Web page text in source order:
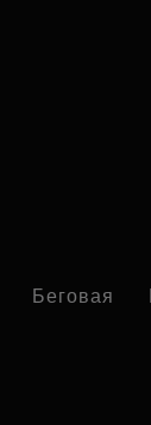
Беговая